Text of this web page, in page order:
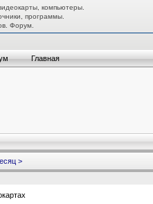
компьютеры.
программы.
Форум.
Главная
>